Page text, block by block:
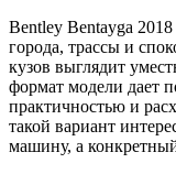
Bentley Bentayga 2018
города, трассы и
кузов выглядит
формат модели дает
практичностью и
такой вариант
машину, а